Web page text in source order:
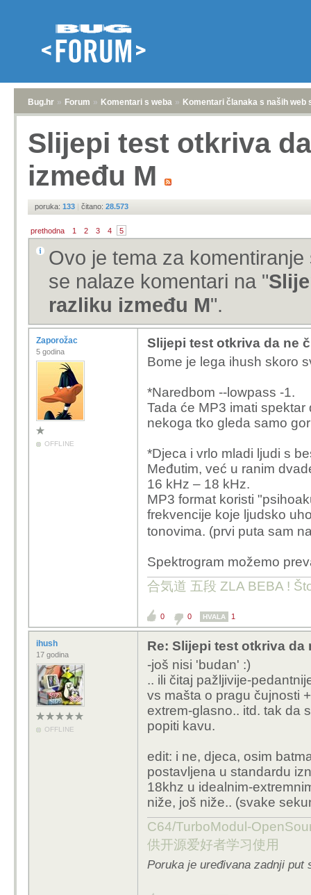
Bug.hr » Forum » Komentari s weba » Komentari članaka s naših web
Slijepi test otkriva
između M
poruka: 133 | čitano: 28.573
prethodna 1 2 3 4 5
Ovo je tema za
se nalaze komentari na "
razliku između M".
Zaporožac
5 godina
OFFLINE
Slijepi test otkriva da ne
Bome je lega ihush skoro
*Naredbom --lowpass -1.
Tada će MP3 imati
nekoga tko gleda samo
*Djeca i vrlo mladi ljudi s
Međutim, već u ranim
16 kHz – 18 kHz.
MP3 format koristi
frekvencije koje ljudsko
tonovima. (prvi puta sam
Spektrogram možemo
合気道 五段 ZLA BEBA !
0 0 HVALA 1
ihush
17 godina
OFFLINE
Re: Slijepi test otkriva da
-još nisi 'budan' :)
.. ili čitaj pažljivije-
vs mašta o pragu čujnosti
extrem-glasno.. itd. tak da
popiti kavu.
edit: i ne, djeca, osim
postavljena u standardu
18khz u idealnim-
niže, još niže.. (svake
C64/TurboModul-
供开源爱好者学习使用
Poruka je uređivana zadnji put